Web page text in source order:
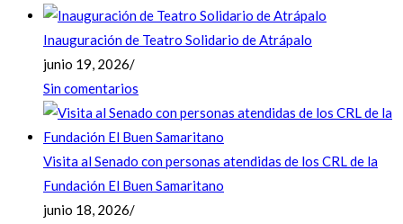
Inauguración de Teatro Solidario de Atrápalo
junio 19, 2026/
Sin comentarios
Visita al Senado con personas atendidas de los CRL de la
Fundación El Buen Samaritano
junio 18, 2026/